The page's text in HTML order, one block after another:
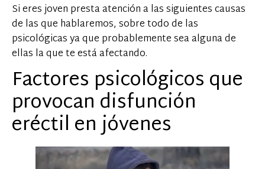
Si eres joven presta atención a las siguientes causas
de las que hablaremos, sobre todo de las
psicológicas ya que probablemente sea alguna de
ellas la que te está afectando.
Factores psicológicos que
provocan disfunción
eréctil en jóvenes